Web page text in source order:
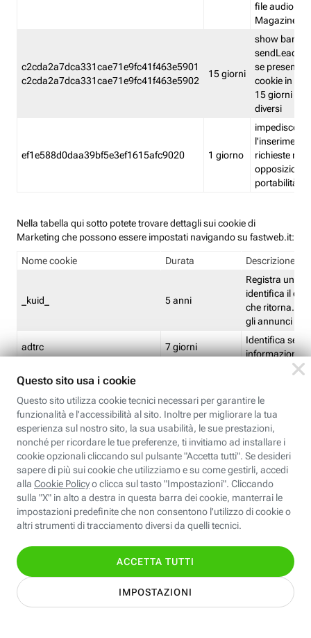
file audio del
Magazine
c2cda2a7dca331cae71e9fc41f463e5901
c2cda2a7dca331cae71e9fc41f463e5902
15 giorni
show banner
sendLead
se presenti
cookie in un
15 giorni e
diversi
ef1e588d0daa39bf5e3ef1615afc9020 1 giorno
impedisce
l'inserimento
richieste
opposizione
portabilità
Nella tabella qui sotto potete trovare dettagli sui cookie di
Marketing che possono essere impostati navigando su fastweb.it:
Nome cookie Durata Descrizione
_kuid_ 5 anni
Registra un ID
identifica il
che ritorna.
gli annunci
adtrc 7 giorni
Identifica se
informazioni
CFFC<TagID>
Limite di
CM 1 giorno
Identifica se
ricontrollare
corrispondenti
(impostata da
CM14 14 giorni
Identifica se
ricontrollare
corrispondenti
(impostata da
pagine
EBFC<BannerID> 7 giorni
Identifica la
banner
Identifica la